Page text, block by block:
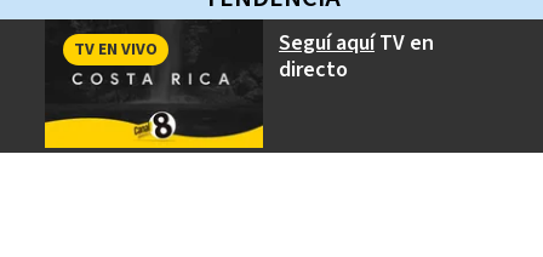
Seguí aquíTV en
directo
TV EN VIVO